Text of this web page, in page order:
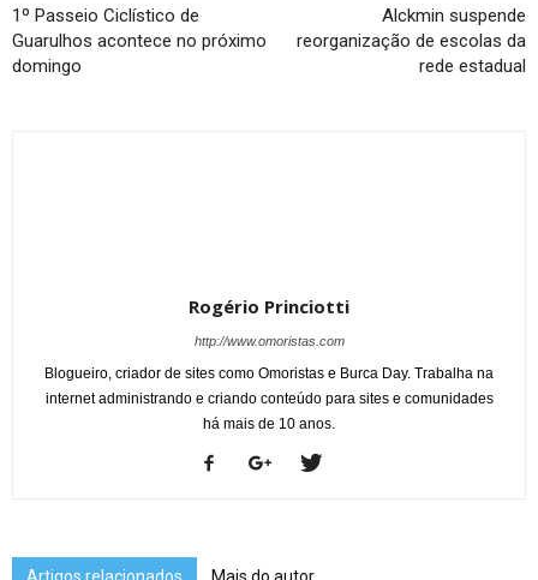
1º Passeio Ciclístico de
Guarulhos acontece no próximo
domingo
Alckmin suspende
reorganização de escolas da
rede estadual
Rogério Princiotti
http://www.omoristas.com
Blogueiro, criador de sites como Omoristas e Burca Day. Trabalha na
internet administrando e criando conteúdo para sites e comunidades
há mais de 10 anos.